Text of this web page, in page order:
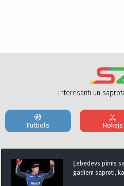
Ļebedevs pirms
gadiem saproti,
Interesanti un
Futbols Hokejs
Par mums Reklāmas